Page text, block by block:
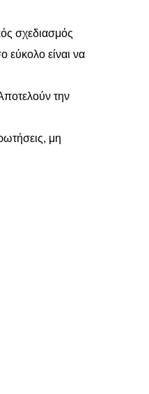
σχεδιασμός
εύκολο είναι να
την
μη